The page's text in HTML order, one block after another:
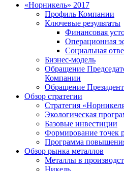
«Норникель» 2017
Профиль Компании
Ключевые результаты
Финансовая
Операционная
Социальная
Бизнес-модель
Обращение
Компании
Обращение
Обзор стратегии
Стратегия
Экологическая
Базовые инвестиции
Формирование точек
Программа
Обзор рынка металлов
Металлы в
Никель